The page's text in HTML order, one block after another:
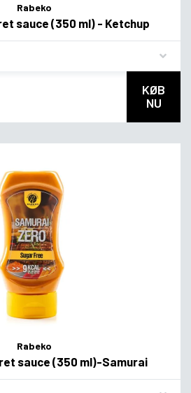
Rabeko
sauce (350 ml) - Ketchup
KØB
NU
Rabeko
sauce (350 ml)-Samurai